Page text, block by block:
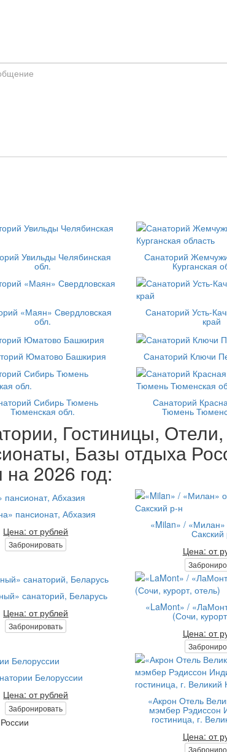
Увильды Челябинская
обл.
Санаторий
Курганская
«Маян» Свердловская
обл.
Санаторий Усть-
край
Юматово Башкирия Санаторий Ключи
Сибирь Тюмень
Тюменская обл.
Санаторий
Тюмень
Гостиницы, Отели,
Базы отдыха
2026 год:
пансионат, Абхазия
Цена: от рублей
Забронировать
«Milan» /
Сакский
Цена: от
санаторий, Беларусь
Цена: от рублей
Забронировать
«LaMont» /
(Сочи,
Цена: от
Белоруссии
Цена: от рублей
Забронировать
«Акрон Отель
мэмбер Рэдиссон
гостиница, г.
Цена: от